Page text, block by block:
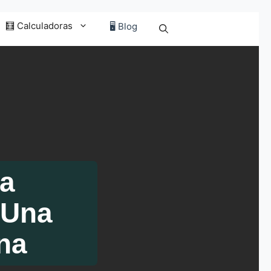
🧮 Calculadoras 🖥️ Blog